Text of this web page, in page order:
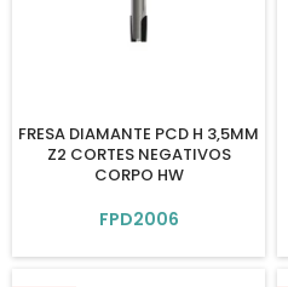
FRESA DIAMANTE PCD H 3,5MM
Z2 CORTES NEGATIVOS
CORPO HW
FPD2006